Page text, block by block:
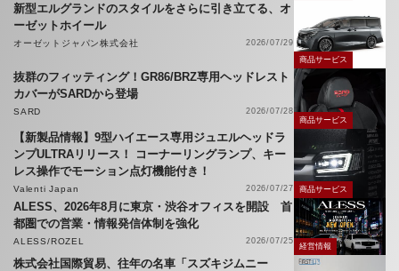
新型エルグランドのスタイルをさらに引き立てる、オ
ーゼットホイール
オーゼットジャパン株式会社
2026/07/29
商品サービス
抜群のフィッティング！GR86/BRZ専用ヘッドレスト
カバーがSARDから登場
SARD
2026/07/28
商品サービス
【新製品情報】9型ハイエース専用ジュエルヘッドラ
ンプULTRAリリース！ コーナーリングランプ、キー
レス操作でモーション点灯機能付き！
Valenti Japan 2026/07/27 商品サービス
ALESS、2026年8月に東京・渋谷オフィスを開設 首
都圏での営業・情報発信体制を強化
ALESS/ROZEL 2026/07/25
経営情報
株式会社国際貿易、往年の名車「スズキジムニー